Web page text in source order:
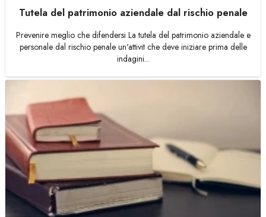
Tutela del patrimonio aziendale dal rischio penale
Prevenire meglio che difendersi La tutela del patrimonio aziendale e
personale dal rischio penale un'attivit che deve iniziare prima delle
indagini...